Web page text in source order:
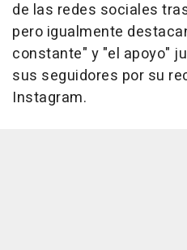
de las redes sociales
pero igualmente
constante" y "el apoyo"
sus seguidores por su
Instagram.